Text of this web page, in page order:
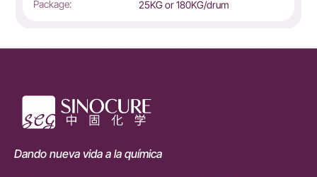
Package:
25KG or 180KG/drum
Dando nueva vida a la química